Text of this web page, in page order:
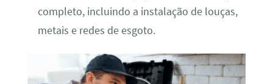
completo, incluindo a instalação de louças,
metais e redes de esgoto.